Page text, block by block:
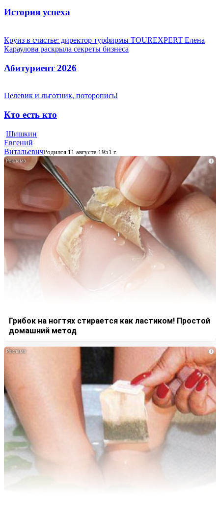
История успеха
Круиз в счастье: директор турфирмы TOUREXPERT Елена
Караулова раскрыла секреты бизнеса
Абитуриент 2026
Целевик и льготник, поторопись!
Кто есть кто
Шишкин
Евгений
ВитальевичРодился 11 августа 1951 г.
i
Грибок на ногтях стирается как ластиком! Простой
домашний метод
i